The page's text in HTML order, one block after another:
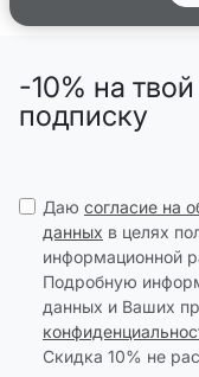
-10% на
подписку
Даю согласие на
данных в целях
информационной
Подробную
данных и Ваших
Скидка 10% не